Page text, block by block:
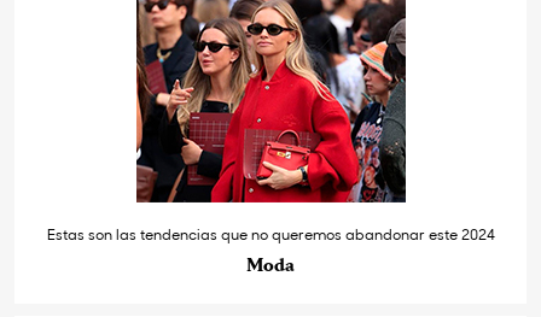
Estas son las tendencias que no queremos abandonar este 2024
Moda